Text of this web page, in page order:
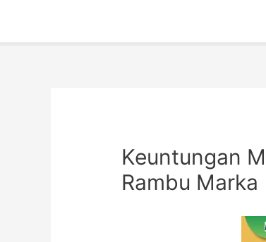
Keuntungan
Rambu Marka